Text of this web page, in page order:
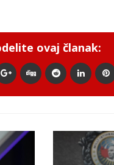
ovaj članak: